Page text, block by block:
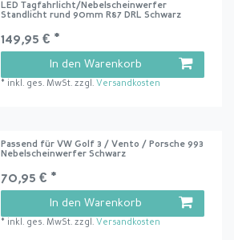
LED Tagfahrlicht/Nebelscheinwerfer
Standlicht rund 90mm R87 DRL Schwarz
149,95 € *
In den Warenkorb
* inkl. ges. MwSt. zzgl. Versandkosten
Passend für VW Golf 3 / Vento / Porsche 993
Nebelscheinwerfer Schwarz
70,95 € *
In den Warenkorb
* inkl. ges. MwSt. zzgl. Versandkosten